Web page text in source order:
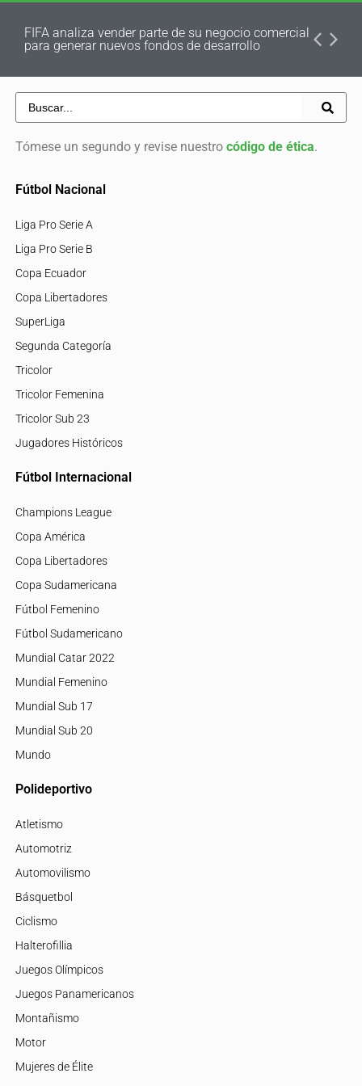
FIFA analiza vender parte de su negocio comercial
para generar nuevos fondos de desarrollo
Tómese un segundo y revise nuestro código de ética.
Fútbol Nacional
Liga Pro Serie A
Liga Pro Serie B
Copa Ecuador
Copa Libertadores
SuperLiga
Segunda Categoría
Tricolor
Tricolor Femenina
Tricolor Sub 23
Jugadores Históricos
Fútbol Internacional
Champions League
Copa América
Copa Libertadores
Copa Sudamericana
Fútbol Femenino
Fútbol Sudamericano
Mundial Catar 2022
Mundial Femenino
Mundial Sub 17
Mundial Sub 20
Mundo
Polideportivo
Atletismo
Automotriz
Automovilismo
Básquetbol
Ciclismo
Halterofillia
Juegos Olímpicos
Juegos Panamericanos
Montañismo
Motor
Mujeres de Élite